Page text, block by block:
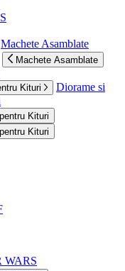
Machete Asamblate
Machete Asamblate
Kituri
Diorame si
Kituri
Kituri
WARS